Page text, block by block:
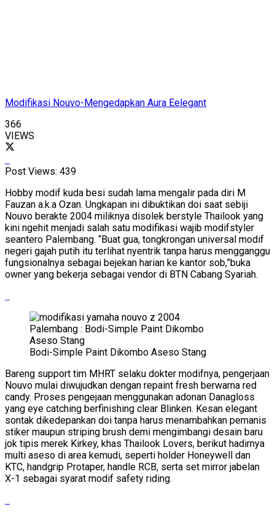
Modifikasi Nouvo-Mengedapkan Aura Eelegant
366
VIEWS
Post Views: 439
Hobby modif kuda besi sudah lama mengalir pada diri M
Fauzan a.k.a Ozan. Ungkapan ini dibuktikan doi saat sebiji
Nouvo berakte 2004 miliknya disolek berstyle Thailook yang
kini ngehit menjadi salah satu modifikasi wajib modifstyler
seantero Palembang. “Buat gua, tongkrongan universal modif
negeri gajah putih itu terlihat nyentrik tanpa harus mengganggu
fungsionalnya sebagai bejekan harian ke kantor sob,”buka
owner yang bekerja sebagai vendor di BTN Cabang Syariah.
Bodi-Simple Paint Dikombo Aseso Stang
Bareng support tim MHRT selaku dokter modifnya, pengerjaan
Nouvo mulai diwujudkan dengan repaint fresh berwarna red
candy. Proses pengejaan menggunakan adonan Danagloss
yang eye catching berfinishing clear Blinken. Kesan elegant
sontak dikedepankan doi tanpa harus menambahkan pemanis
stiker maupun striping brush demi mengimbangi desain baru
jok tipis merek Kirkey, khas Thailook Lovers, berikut hadirnya
multi aseso di area kemudi, seperti holder Honeywell dan
KTC, handgrip Protaper, handle RCB, serta set mirror jabelan
X-1 sebagai syarat modif safety riding.